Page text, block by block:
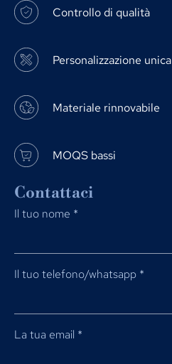
Controllo di qualità
Personalizzazione unica
Materiale rinnovabile
MOQS bassi
Contattaci
Il tuo nome *
Il tuo telefono/whatsapp *
La tua email *